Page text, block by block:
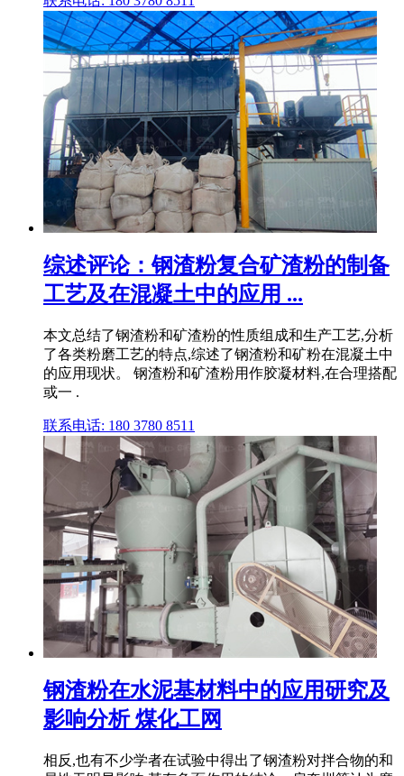
综述评论：钢渣粉复合矿渣粉的制备
工艺及在混凝土中的应用 ...
本文总结了钢渣粉和矿渣粉的性质组成和生产工艺,分析
了各类粉磨工艺的特点,综述了钢渣粉和矿粉在混凝土中
的应用现状。 钢渣粉和矿渣粉用作胶凝材料,在合理搭配
或一 .
联系电话: 180 3780 8511
钢渣粉在水泥基材料中的应用研究及
影响分析 煤化工网
相反,也有不少学者在试验中得出了钢渣粉对拌合物的和